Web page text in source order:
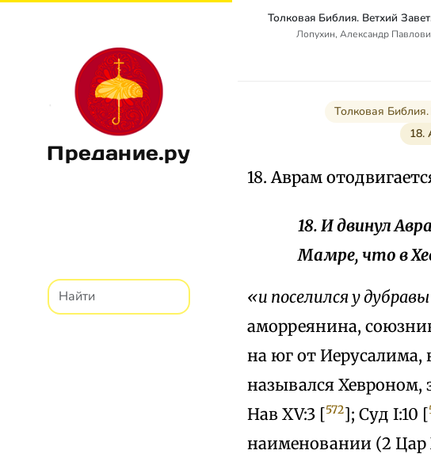
Предание.ру
Лопухин, Александр
Толковая
18.
18. Аврам
18. И двинул
Мамре, что в
«и поселился у
аморреянина,
на юг от Иерусалима,
назывался
Нав XV:3 [572]; Суд I:10 [
наименовании (2 Цар